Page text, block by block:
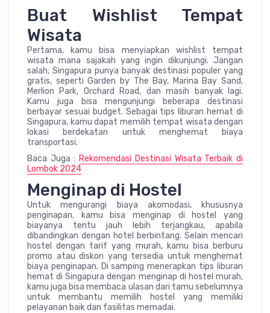
Buat Wishlist Tempat
Wisata
Pertama, kamu bisa menyiapkan wishlist tempat
wisata mana sajakah yang ingin dikunjungi. Jangan
salah, Singapura punya banyak destinasi populer yang
gratis, seperti Garden by The Bay, Marina Bay Sand,
Merlion Park, Orchard Road, dan masih banyak lagi.
Kamu juga bisa mengunjungi beberapa destinasi
berbayar sesuai budget. Sebagai tips liburan hemat di
Singapura, kamu dapat memilih tempat wisata dengan
lokasi berdekatan untuk menghemat biaya
transportasi.
Baca Juga : Rekomendasi Destinasi Wisata Terbaik di
Lombok 2024
Menginap di Hostel
Untuk mengurangi biaya akomodasi, khususnya
penginapan, kamu bisa menginap di hostel yang
biayanya tentu jauh lebih terjangkau, apabila
dibandingkan dengan hotel berbintang. Selain mencari
hostel dengan tarif yang murah, kamu bisa berburu
promo atau diskon yang tersedia untuk menghemat
biaya penginapan. Di samping menerapkan tips liburan
hemat di Singapura dengan menginap di hostel murah,
kamu juga bisa membaca ulasan dari tamu sebelumnya
untuk membantu memilih hostel yang memiliki
pelayanan baik dan fasilitas memadai.